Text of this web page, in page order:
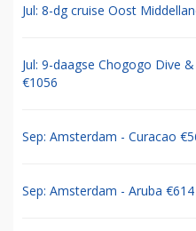
Jul: 8-dg cruise Oost
Jul: 9-daagse Chogogo Dive
€1056
Sep: Amsterdam - Curacao
Sep: Amsterdam - Aruba €614